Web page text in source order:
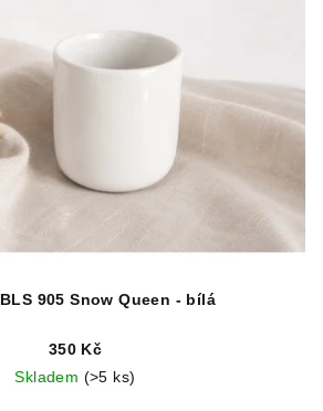
Glazura BLS 905 Snow Queen - bílá
350 Kč
Skladem (>5 ks)